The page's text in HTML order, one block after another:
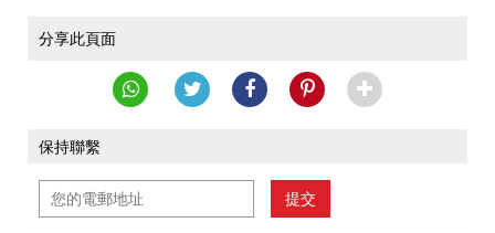
分享此頁面
保持聯繫
提交